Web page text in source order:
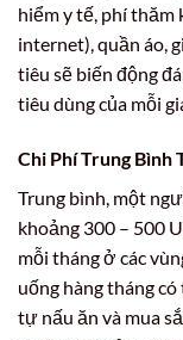
hiểm y tế, phí thăm
internet), quần áo,
tiêu sẽ biến động
tiêu dùng của mỗi
Chi Phí Trung Bình
Trung bình, một
khoảng 300 – 500
mỗi tháng ở các
uống hàng tháng
tự nấu ăn và mua